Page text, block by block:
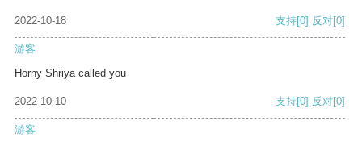
2022-10-18 支持[0] 反对[0]
游客
Horny Shriya called you
2022-10-10 支持[0] 反对[0]
游客